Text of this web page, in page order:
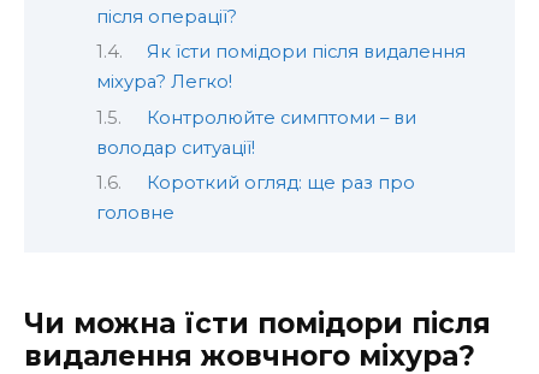
після операції?
Як їсти помідори після видалення
міхура? Легко!
Контролюйте симптоми – ви
володар ситуації!
Короткий огляд: ще раз про
головне
Чи можна їсти помідори після
видалення жовчного міхура?